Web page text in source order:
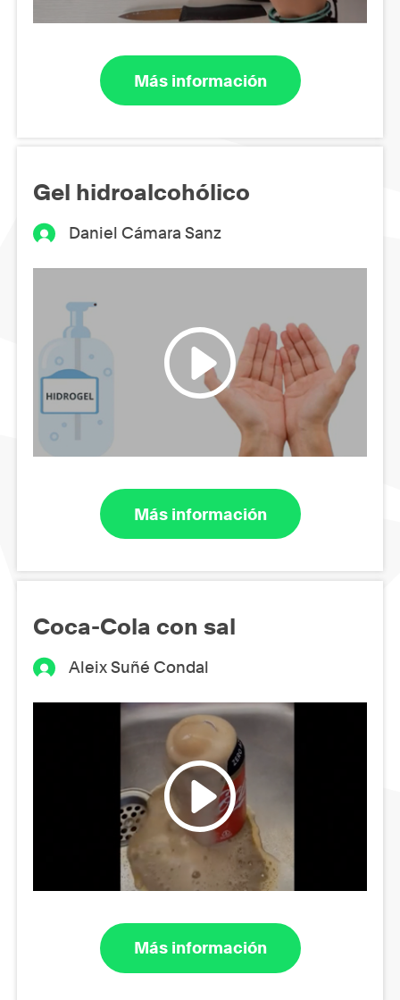
Más información
Gel hidroalcohólico
Daniel Cámara Sanz
Más información
Coca-Cola con sal
Aleix Suñé Condal
Más información